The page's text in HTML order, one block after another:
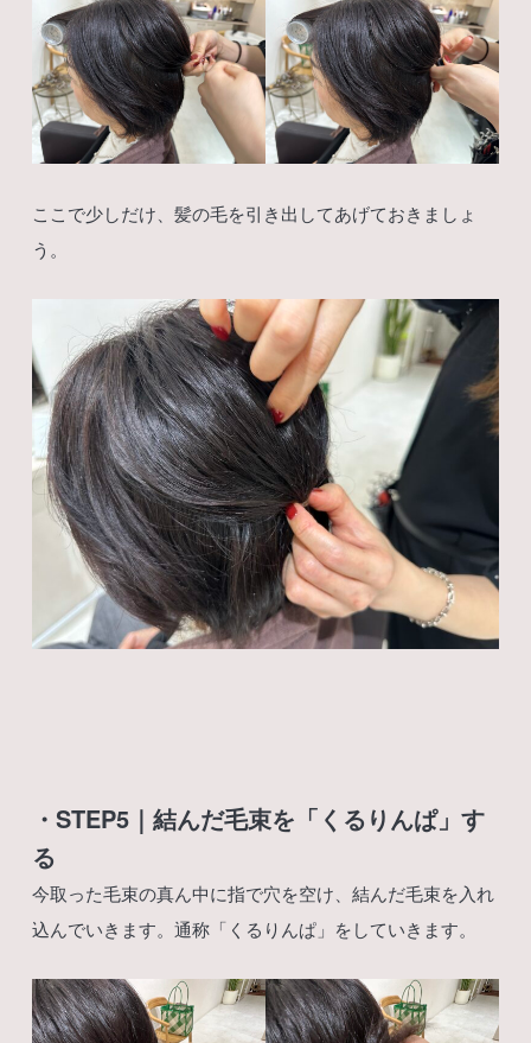
ここで少しだけ、髪の毛を引き出してあげておきましょ
う。
・STEP5｜結んだ毛束を「くるりんぱ」す
る
今取った毛束の真ん中に指で穴を空け、結んだ毛束を入れ
込んでいきます。通称「くるりんぱ」をしていきます。